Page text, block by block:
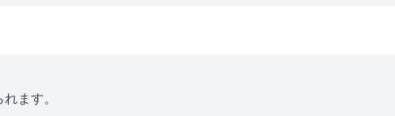
ます。